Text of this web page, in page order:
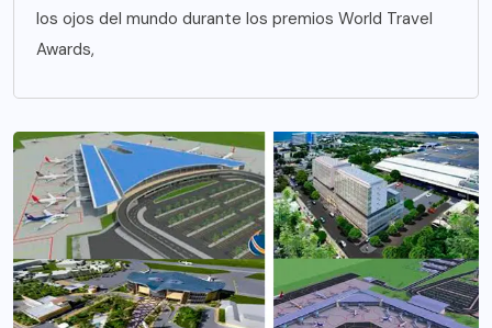
los ojos del mundo durante los premios World Travel
Awards,